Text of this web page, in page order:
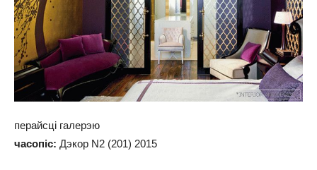
перайсці галерэю
часопіс: Дэкор N2 (201) 2015